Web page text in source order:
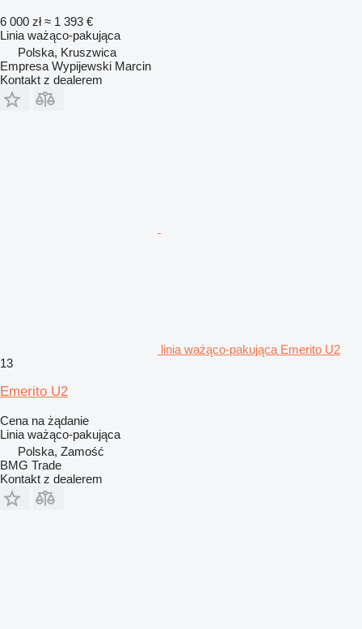
6 000 zł ≈ 1 393 €
Linia ważąco-pakująca
Polska, Kruszwica
Empresa Wypijewski Marcin
Kontakt z dealerem
linia ważąco-pakująca Emerito U2
13
Emerito U2
Cena na żądanie
Linia ważąco-pakująca
Polska, Zamość
BMG Trade
Kontakt z dealerem